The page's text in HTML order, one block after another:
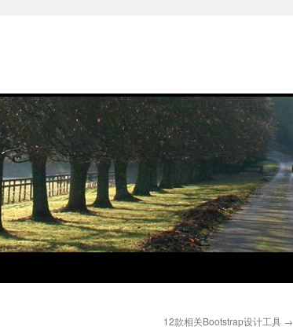
12款相关Bootstrap设计工具 →